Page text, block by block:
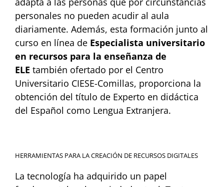
personales no pueden acudir al aula
diariamente. Además, esta formación junto al
curso en línea de Especialista universitario
en recursos para la enseñanza de
ELE también ofertado por el Centro
Universitario CIESE-Comillas, proporciona la
obtención del título de Experto en didáctica
del Español como Lengua Extranjera.
HERRAMIENTAS PARA LA CREACIÓN DE RECURSOS DIGITALES
La tecnología ha adquirido un papel